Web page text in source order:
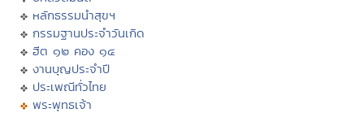
หลักธรรมนำสุขฯ
กรรมฐานประจำวันเกิด
ฮีต ๑๒ คอง ๑๔
งานบุญประจำปี
ประเพณีทั่วไทย
พระพุทธเจ้า